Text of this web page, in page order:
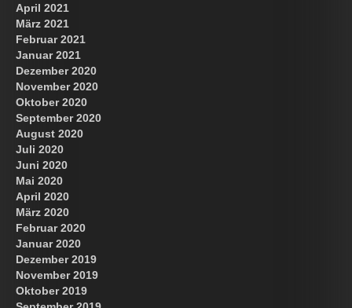
April 2021
März 2021
Februar 2021
Januar 2021
Dezember 2020
November 2020
Oktober 2020
September 2020
August 2020
Juli 2020
Juni 2020
Mai 2020
April 2020
März 2020
Februar 2020
Januar 2020
Dezember 2019
November 2019
Oktober 2019